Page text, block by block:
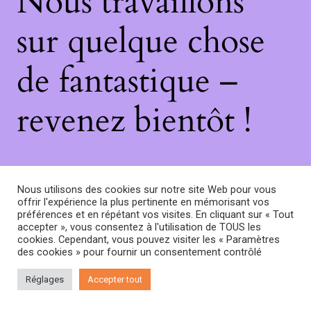
sur quelque chose
de fantastique –
revenez bientôt !
Nous utilisons des cookies sur notre site Web pour vous
offrir l'expérience la plus pertinente en mémorisant vos
préférences et en répétant vos visites. En cliquant sur « Tout
accepter », vous consentez à l'utilisation de TOUS les
cookies. Cependant, vous pouvez visiter les « Paramètres
des cookies » pour fournir un consentement contrôlé
Réglages Accepter tout